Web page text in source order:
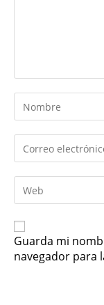
Guarda mi
navegador para